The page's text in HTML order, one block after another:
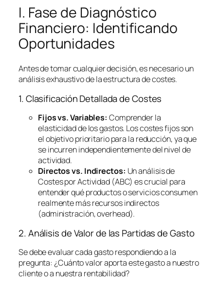
I. Fase de Diagnóstico
Financiero: Identificando
Oportunidades
Antes de tomar cualquier decisión, es necesario un
análisis exhaustivo de la estructura de costes.
1. Clasificación Detallada de Costes
Fijos vs. Variables: Comprender la
elasticidad de los gastos. Los costes fijos son
el objetivo prioritario para la reducción, ya que
se incurren independientemente del nivel de
actividad.
Directos vs. Indirectos: Un análisis de
Costes por Actividad (ABC) es crucial para
entender qué productos o servicios consumen
realmente más recursos indirectos
(administración,overhead).
2. Análisis de Valor de las Partidas de Gasto
Se debe evaluar cada gasto respondiendo a la
pregunta: ¿Cuánto valor aporta este gasto a nuestro
cliente o a nuestra rentabilidad?